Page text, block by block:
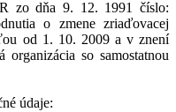
zo dňa 9. 12. 1991 číslo:
o zmene zriaďovacej
od 1. 10. 2009 a v znení
so samostatnou
údaje: